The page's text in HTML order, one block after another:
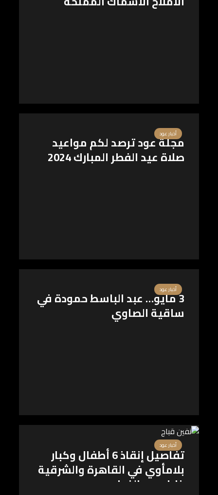
أخبار عود
مجلة عود ترصد لكم مواعيد
صلاة عيد الفطر المبارك 2024
أخبار عود
3 مايو… عبد الباسط حمودة في
ساقية الصاوي
أخبار عود تفاصيل إنقاذ 6 أطفال وكبار
بلامأوي في القاهرة والشرقية
خلال عيد الفطر